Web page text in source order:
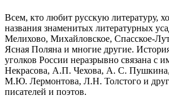
Всем, кто любит русскую литературу,
названия знаменитых литературных
Мелихово, Михайловское, Спасское-
Ясная Поляна и многие другие.
уголков России неразрывно связана с
Некрасова, А.П. Чехова, А. С.
М.Ю. Лермонтова, Л.Н. Толстого и
писателей и поэтов.